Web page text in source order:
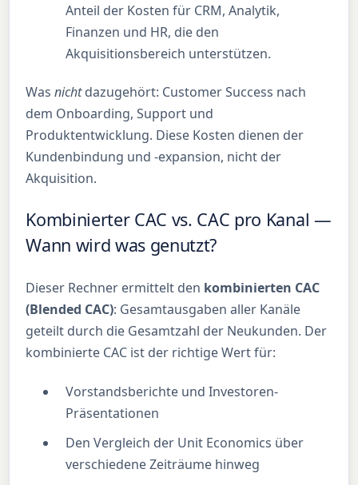
Anteil der Kosten für CRM, Analytik,
Finanzen und HR, die den
Akquisitionsbereich unterstützen.
Wasnichtdazugehört: Customer Success nach
dem Onboarding, Support und
Produktentwicklung. Diese Kosten dienen der
Kundenbindung und -expansion, nicht der
Akquisition.
Kombinierter CAC vs. CAC pro Kanal —
Wann wird was genutzt?
Dieser Rechner ermittelt den kombinierten CAC
(Blended CAC): Gesamtausgaben aller Kanäle
geteilt durch die Gesamtzahl der Neukunden. Der
kombinierte CAC ist der richtige Wert für:
Vorstandsberichte und Investoren-
Präsentationen
Den Vergleich der Unit Economics über
verschiedene Zeiträume hinweg